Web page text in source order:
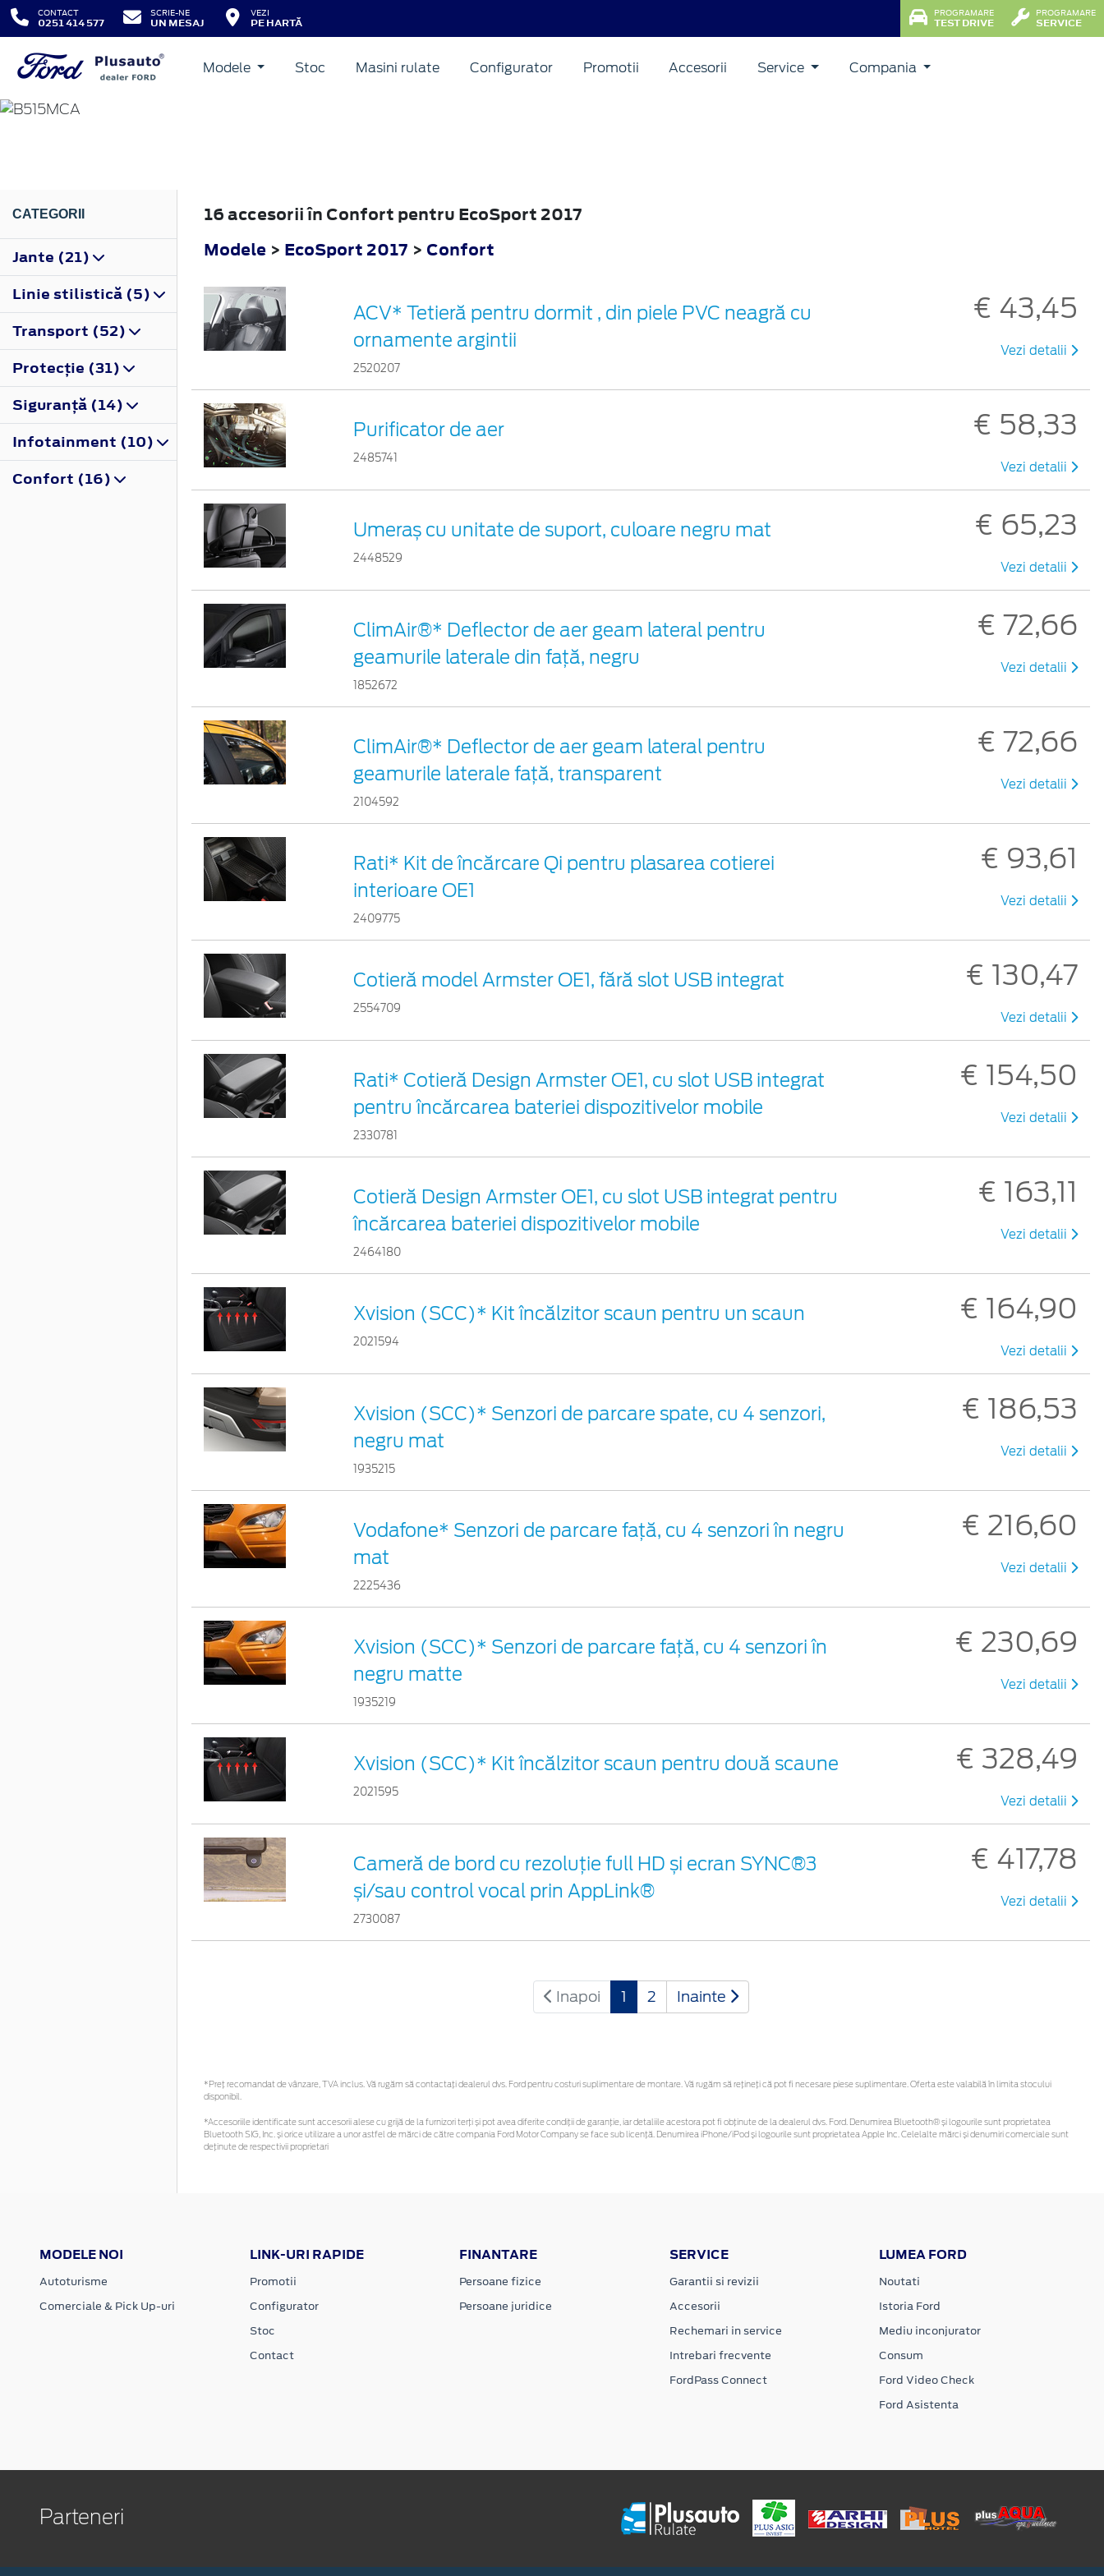
CONTACT
0251 414 577
SCRIE-NE
UN MESAJ
VEZI
PE HARTĂ
PROGRAMARE
TEST DRIVE
PROGRAMARE
SERVICE
Modele Stoc Masini rulate Configurator Promotii Accesorii Service Compania
ECOSPORT
CATEGORII
Jante (21)
Linie stilistică (5)
Transport (52)
Protecţie (31)
Siguranţă (14)
Infotainment (10)
Confort (16)
16 accesorii în Confort pentru EcoSport 2017
Modele > EcoSport 2017 > Confort
ACV* Tetieră pentru dormit , din piele PVC neagră cu
ornamente argintii
2520207
€ 43,45
Vezi detalii
Purificator de aer
2485741
€ 58,33
Vezi detalii
Umeraș cu unitate de suport, culoare negru mat
2448529
€ 65,23
Vezi detalii
ClimAir®* Deflector de aer geam lateral pentru
geamurile laterale din faţă, negru
1852672
€ 72,66
Vezi detalii
ClimAir®* Deflector de aer geam lateral pentru
geamurile laterale faţă, transparent
2104592
€ 72,66
Vezi detalii
Rati* Kit de încărcare Qi pentru plasarea cotierei
interioare OE1
2409775
€ 93,61
Vezi detalii
Cotieră model Armster OE1, fără slot USB integrat
2554709
€ 130,47
Vezi detalii
Rati* Cotieră Design Armster OE1, cu slot USB integrat
pentru încărcarea bateriei dispozitivelor mobile
2330781
€ 154,50
Vezi detalii
Cotieră Design Armster OE1, cu slot USB integrat pentru
încărcarea bateriei dispozitivelor mobile
2464180
€ 163,11
Vezi detalii
Xvision (SCC)* Kit încălzitor scaun pentru un scaun
2021594
€ 164,90
Vezi detalii
Xvision (SCC)* Senzori de parcare spate, cu 4 senzori,
negru mat
1935215
€ 186,53
Vezi detalii
Vodafone* Senzori de parcare față, cu 4 senzori în negru
mat
2225436
€ 216,60
Vezi detalii
Xvision (SCC)* Senzori de parcare faţă, cu 4 senzori în
negru matte
1935219
€ 230,69
Vezi detalii
Xvision (SCC)* Kit încălzitor scaun pentru două scaune
2021595
€ 328,49
Vezi detalii
Cameră de bord cu rezoluție full HD și ecran SYNC®3
și/sau control vocal prin AppLink®
2730087
€ 417,78
Vezi detalii
Inapoi 1 2 Inainte
*Preţ recomandat de vânzare, TVA inclus. Vă rugăm să contactaţi dealerul dvs. Ford pentru costuri suplimentare de montare. Vă rugăm să rețineți că pot fi necesare piese suplimentare. Oferta este valabilă în limita stocului
disponibil.
*Accesoriile identificate sunt accesorii alese cu grijă de la furnizori terți și pot avea diferite condiții de garanție, iar detaliile acestora pot fi obținute de la dealerul dvs. Ford. Denumirea Bluetooth® și logourile sunt proprietatea
Bluetooth SIG, Inc. și orice utilizare a unor astfel de mărci de către compania Ford Motor Company se face sub licență. Denumirea iPhone/iPod și logourile sunt proprietatea Apple Inc. Celelalte mărci și denumiri comerciale sunt
deținute de respectivii proprietari
MODELE NOI
Autoturisme
Comerciale & Pick Up-uri
LINK-URI RAPIDE
Promotii
Configurator
Stoc
Contact
FINANTARE
Persoane fizice
Persoane juridice
SERVICE
Garantii si revizii
Accesorii
Rechemari in service
Intrebari frecvente
FordPass Connect
LUMEA FORD
Noutati
Istoria Ford
Mediu inconjurator
Consum
Ford Video Check
Ford Asistenta
Parteneri